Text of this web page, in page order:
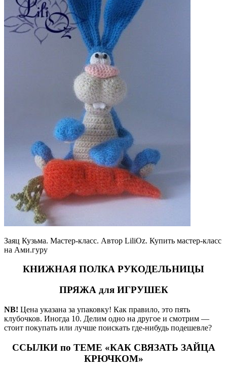
Заяц Кузьма. Мастер-класс. Автор LiliOz. Купить мастер-класс
на Ами.гуру
КНИЖНАЯ ПОЛКА РУКОДЕЛЬНИЦЫ
ПРЯЖА для ИГРУШЕК
NB! Цена указана за упаковку! Как правило, это пять
клубочков. Иногда 10. Делим одно на другое и смотрим —
стоит покупать или лучше поискать где-нибудь подешевле?
ССЫЛКИ по ТЕМЕ «КАК СВЯЗАТЬ ЗАЙЦА
КРЮЧКОМ»